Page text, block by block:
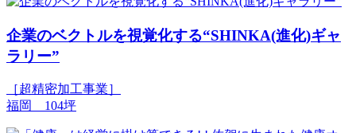
企業のベクトルを視覚化する“SHINKA(進化)ギャ
ラリー”
［超精密加工事業］
福岡 104坪